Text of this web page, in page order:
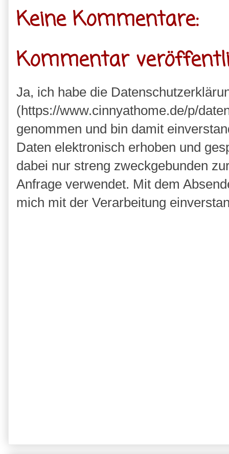
Keine Kommentare:
Kommentar
Ja, ich habe die
(https://www.cinnyathome.de/p/
genommen und bin damit
Daten elektronisch erhoben und
dabei nur streng zweckgebunden
Anfrage verwendet. Mit dem
mich mit der Verarbeitung